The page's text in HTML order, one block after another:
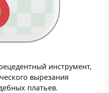
инструмент,
вырезания
платьев.